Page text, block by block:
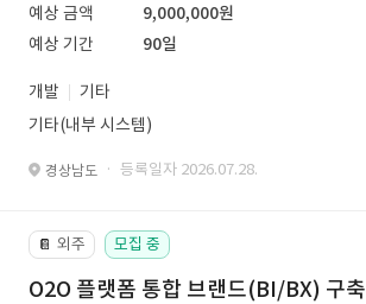
예상 금액
9,000,000원
예상 기간
90일
개발
기타
기타(내부 시스템)
경상남도 · 등록일자 2026.07.28.
📔 외주 모집 중
O2O 플랫폼 통합 브랜드(BI/BX) 구축